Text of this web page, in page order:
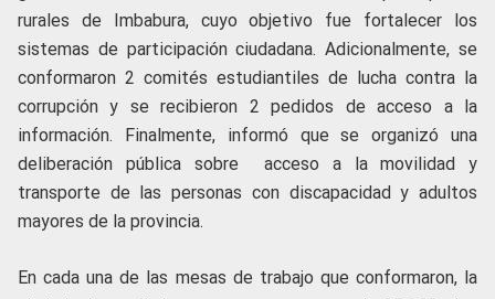
rurales de Imbabura, cuyo objetivo fue fortalecer los
sistemas de participación ciudadana. Adicionalmente, se
conformaron 2 comités estudiantiles de lucha contra la
corrupción y se recibieron 2 pedidos de acceso a la
información. Finalmente, informó que se organizó una
deliberación pública sobre acceso a la movilidad y
transporte de las personas con discapacidad y adultos
mayores de la provincia.
En cada una de las mesas de trabajo que conformaron, la